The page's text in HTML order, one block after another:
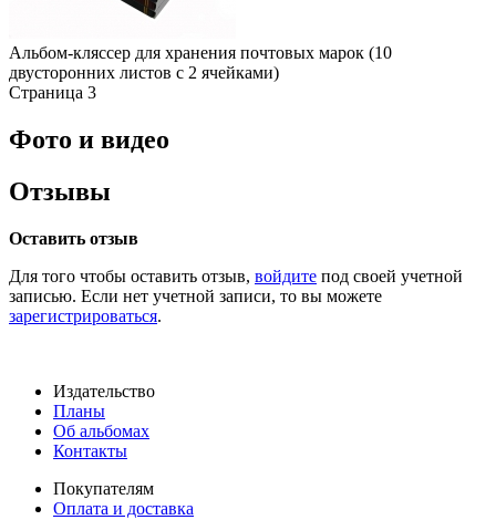
Альбом-кляссер для хранения почтовых марок (10
двусторонних листов с 2 ячейками)
Страница 3
Фото и видео
Отзывы
Оставить отзыв
Для того чтобы оставить отзыв, войдите под своей учетной
записью. Если нет учетной записи, то вы можете
зарегистрироваться.
Издательство
Планы
Об альбомах
Контакты
Покупателям
Оплата и доставка